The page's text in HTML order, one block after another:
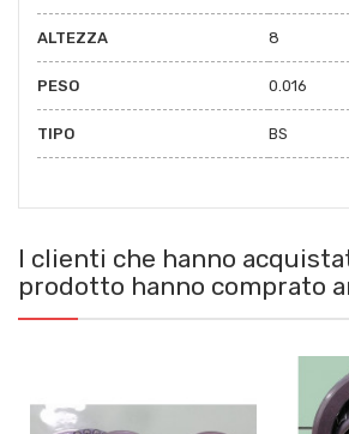
ALTEZZA 8
PESO 0.016
TIPO BS
I clienti che hanno
prodotto hanno comprato